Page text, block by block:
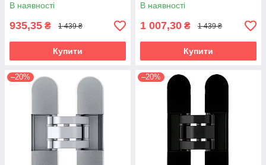
В наявності
935,35 ₴ 1 439 ₴
Купити
В наявності
1 007,30 ₴ 1 439 ₴
Купити
–20% –20%